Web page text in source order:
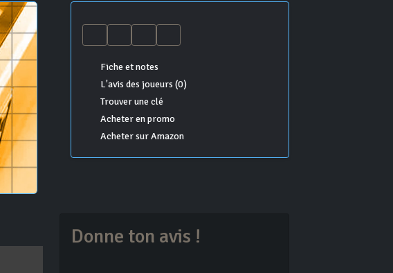
Fiche et notes
L'avis des joueurs (0)
Trouver une clé
Acheter en promo
Acheter sur Amazon
Donne ton avis !